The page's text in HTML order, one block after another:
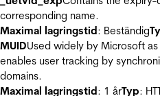
corresponding name.
Maximal lagringstid: Beständig
MUIDUsed widely by Microsoft
enables user tracking by
domains.
Maximal lagringstid: 1 årTyp: